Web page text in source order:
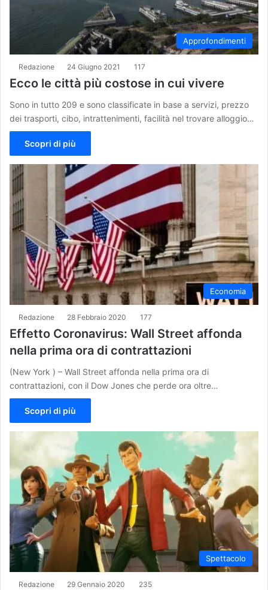
Approfondimenti
Redazione 24 Giugno 2021 117
Ecco le città più costose in cui vivere
Sono in tutto 209 e sono classificate in base a servizi, prezzo
dei trasporti, cibo, intrattenimenti, facilità nel trovare alloggio…
Scopri di più
Economia
Redazione 28 Febbraio 2020 177
Effetto Coronavirus: Wall Street affonda
nella prima ora di contrattazioni
(New York ) – Wall Street affonda nella prima ora di
contrattazioni, con il Dow Jones che perde ora oltre…
Scopri di più
Spettacolo
Redazione 29 Gennaio 2020 235